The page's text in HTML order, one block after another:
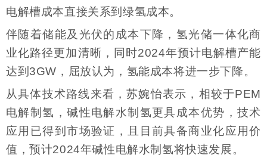
电解槽成本直接关系到绿氢成本。
伴随着储能及光伏的成本下降，氢光储一体化商
业化路径更加清晰，同时2024年预计电解槽产能
达到3GW，屈放认为，氢能成本将进一步下降。
从具体技术路线来看，苏婉怡表示，相较于PEM
电解制氢，碱性电解水制氢更具成本优势，技术
应用已得到市场验证，且目前具备商业化应用价
值，预计2024年碱性电解水制氢将快速发展。